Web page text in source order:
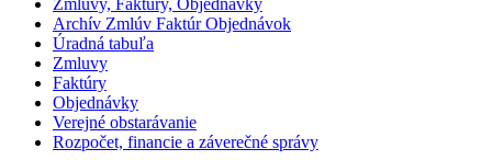
Zmluvy, Faktúry, Objednávky
Archív Zmlúv Faktúr Objednávok
Úradná tabuľa
Zmluvy
Faktúry
Objednávky
Verejné obstarávanie
Rozpočet, financie a záverečné správy